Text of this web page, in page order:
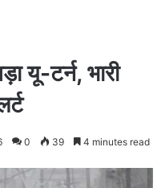
यू-टर्न, भारी
0 39 4 minutes read